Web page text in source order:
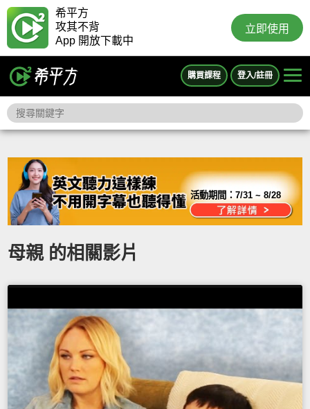
希平方
攻其不背
App 開放下載中
立即使用
購買課程 登入/註冊
活動期間：7/31 ~ 8/28
母親 的相關影片